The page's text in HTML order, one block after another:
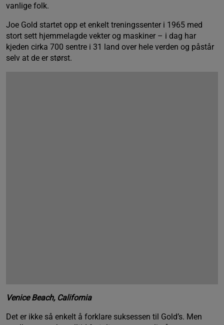
vanlige folk.
Joe Gold startet opp et enkelt treningssenter i 1965 med
stort sett hjemmelagde vekter og maskiner – i dag har
kjeden cirka 700 sentre i 31 land over hele verden og påstår
selv at de er størst.
Venice Beach, California
Det er ikke så enkelt å forklare suksessen til Gold’s. Men